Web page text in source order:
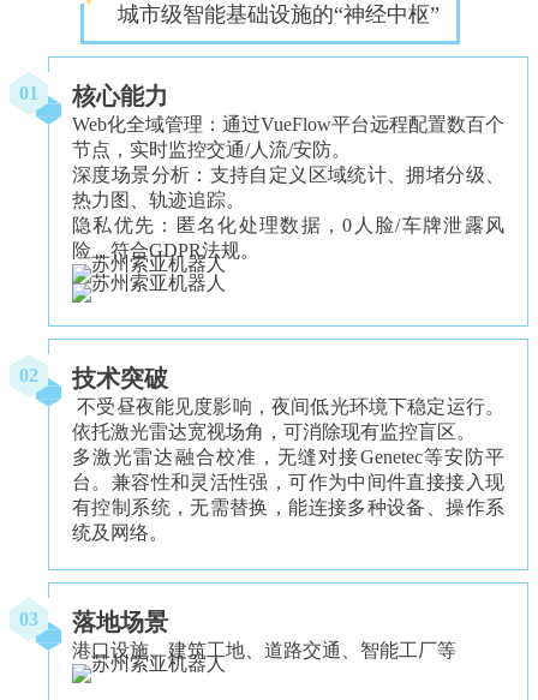
城市级智能基础设施的“神经中枢”
01 核心能力
Web化全域管理：通过VueFlow平台远程配置数百个
节点，实时监控交通/人流/安防。
深度场景分析：支持自定义区域统计、拥堵分级、
热力图、轨迹追踪。
隐私优先：匿名化处理数据，0人脸/车牌泄露风
险，符合GDPR法规。
02 技术突破
不受昼夜能见度影响，夜间低光环境下稳定运行。
依托激光雷达宽视场角，可消除现有监控盲区。
多激光雷达融合校准，无缝对接Genetec等安防平
台。兼容性和灵活性强，可作为中间件直接接入现
有控制系统，无需替换，能连接多种设备、操作系
统及网络。
03 落地场景
港口设施、建筑工地、道路交通、智能工厂等